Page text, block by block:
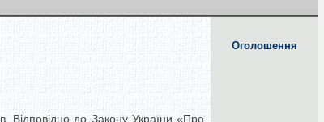
Відповідно до Закону України «Про
Оголошення